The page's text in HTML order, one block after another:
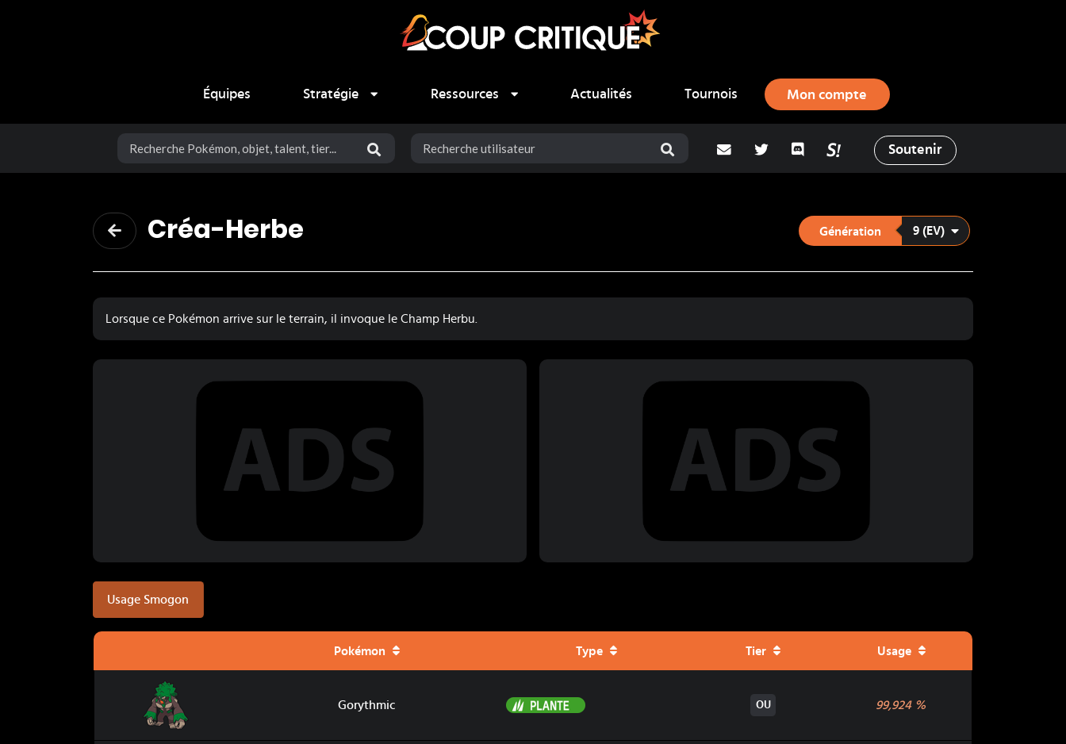
Équipes
Stratégie Ressources Actualités Tournois Mon compte
adresse email
Twitter DiscordLa Salty Room sur Pokémon
Soutenir
Créa-Herbe Génération 9 (EV)
Lorsque ce Pokémon arrive sur le terrain, il invoque le Champ Herbu.
Usage Smogon
Pokémon Type Tier Usage
Gorythmic
Plante OU 99,924%